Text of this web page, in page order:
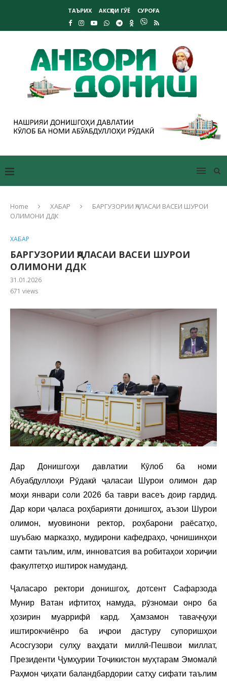
ТАЪРИХ АКСҲОИ ГӮЁ СУРОҒА
Home ХАБАР
БАРГУЗОРИИ ҶАЛАСАИ ВАСЕИ ШУРОИ
ОЛИМОНИ ДДК
ХАБАР
БАРГУЗОРИИ ҶАЛАСАИ ВАСЕИ ШУРОИ
ОЛИМОНИ ДДК
31.01.2026
671 views
Дар Донишгоҳи давлатии Кӯлоб ба номи
Абуабдуллоҳи Рӯдакӣ ҷаласаи Шурои олимон дар
моҳи январи соли 2026 ба таври васеъ доир гардид.
Дар кори ҷаласа роҳбарияти донишгоҳ, аъзои Шурои
олимон, муовинони ректор, роҳбарони раёсатҳо,
шуъбаю марказҳо, мудирони кафедраҳо, ҷонишинҳои
самти таълим, илм, инноватсия ва робитаҳои хориҷии
факултетҳо иштирок намуданд.
Ҷаласаро ректори донишгоҳ, дотсент Сафарзода
Мунир Ватан ифтитоҳ намуда, рӯзномаи онро ба
ҳозирин муаррифӣ кард. Ҳамзамон таваҷҷуҳи
иштирокчиёнро ба иҷрои дастуру супоришҳои
Асосгузори сулҳу ваҳдати миллӣ-Пешвои миллат,
Президенти Ҷумҳурии Тоҷикистон муҳтарам Эмомалӣ
Раҳмон ҷиҳати баландбардории сатҳу сифати таълим